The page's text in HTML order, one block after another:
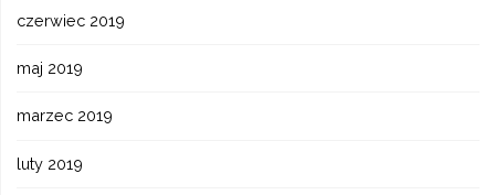
czerwiec 2019
maj 2019
marzec 2019
luty 2019